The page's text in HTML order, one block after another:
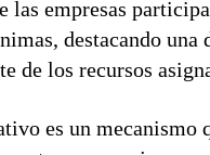
las empresas
destacando una
de los recursos
es un mecanismo